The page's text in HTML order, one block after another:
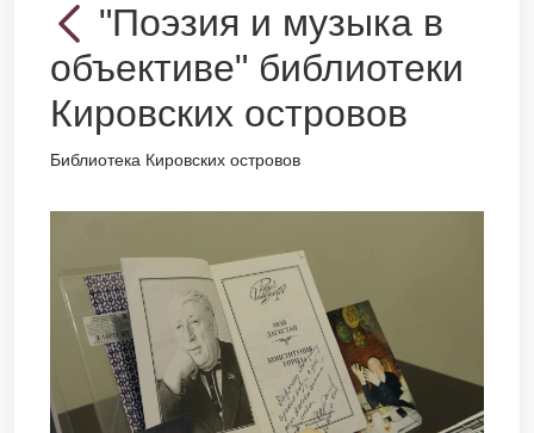
"Поэзия и музыка в
объективе" библиотеки
Кировских островов
Библиотека Кировских островов